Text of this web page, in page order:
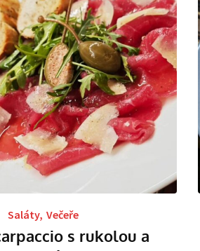
Saláty, Večeře
s rukolou a